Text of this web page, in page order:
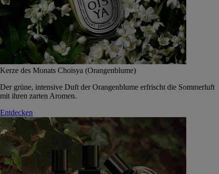
Kerze des Monats Choisya (Orangenblume)
Der grüne, intensive Duft der Orangenblume erfrischt die Sommerluft
mit ihren zarten Aromen.
Entdecken